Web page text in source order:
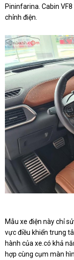
Pininfarina. Cabin
chỉnh điện.
Mẫu xe điện này chỉ
vực điều khiển trung
hành của xe.có khả
hợp cùng cụm màn